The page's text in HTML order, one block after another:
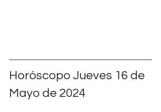
Horóscopo Jueves 16 de
Mayo de 2024